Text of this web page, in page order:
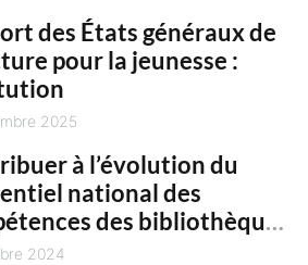
des États généraux de
pour la jeunesse :
2025
à l’évolution du
national des
des bibliothèques
2024